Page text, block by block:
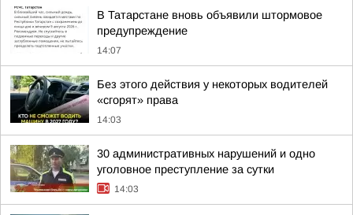
В Татарстане вновь объявили штормовое
предупреждение
14:07
Без этого действия у некоторых водителей
«сгорят» права
14:03
30 административных нарушений и одно
уголовное преступление за сутки
14:03